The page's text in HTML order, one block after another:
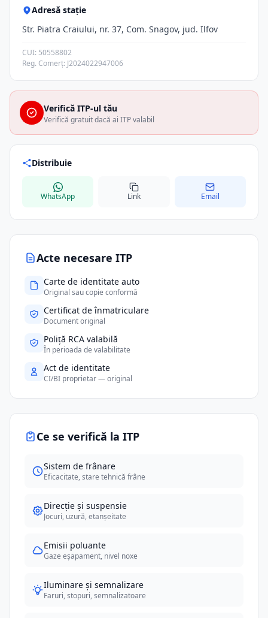
Acte necesare ITP
Carte de identitate auto
Original sau copie conformă
Certificat de înmatriculare
Document original
Poliță RCA valabilă
În perioada de valabilitate
Act de identitate
CI/BI proprietar — original
Ce se verifică la ITP
Sistem de frânare
Eficacitate, stare tehnică frâne
Direcție și suspensie
Jocuri, uzură, etanșeitate
Emisii poluante
Gaze eșapament, nivel noxe
Iluminare și semnalizare
Faruri, stopuri, semnalizatoare
Adresă stație
Str. Piatra Craiului, nr. 37, Com. Snagov, jud. Ilfov
CUI: 50558802
Reg. Comerț: J2024022947006
Verifică ITP-ul tău
Verifică gratuit dacă ai ITP valabil
Distribuie
WhatsApp Link Email